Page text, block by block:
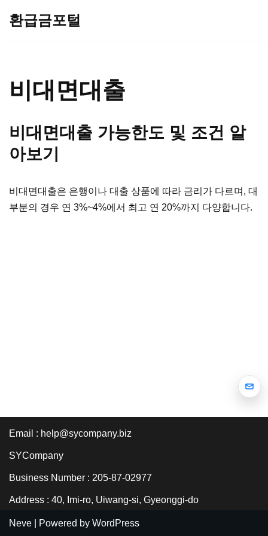
로
건
뛰
기
환급금포털
비대면대출
비대면대출 가능한도 및 조건 알
아보기
비대면대출은 은행이나 대출 상품에 따라 금리가 다르며, 대
부분의 경우 연 3%~4%에서 최고 연 20%까지 다양합니다.
Email : help@sycompany.biz
SYCompany
Business Number : 205-87-02977
Address : 40, Imi-ro, Uiwang-si, Gyeonggi-do
Neve | Powered by WordPress